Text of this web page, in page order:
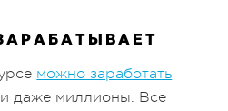
можно заработать
даже миллионы. Все